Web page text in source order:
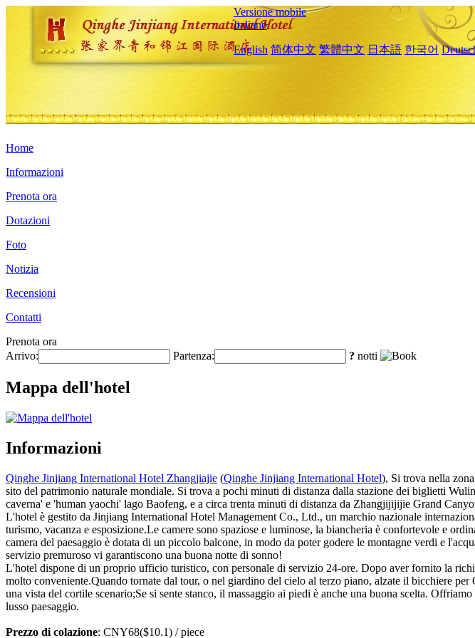
Versione mobile
Italiano
English 简体中文 繁體中文 日本語 한국어
Home
Informazioni
Prenota ora
Dotazioni
Foto
Notizia
Recensioni
Contatti
Prenota ora
Arrivo:
Partenza: ? notti
Mappa dell'hotel
Informazioni
Qinghe Jinjiang International Hotel Zhangjiajie (Qinghe Jinjiang International Hotel), Si trova nella
sito del patrimonio naturale mondiale. Si trova a pochi minuti di distanza dalla stazione dei biglietti
caverna' e 'human yaochi' lago Baofeng, e a circa trenta minuti di distanza da Zhangjijijijie Grand
L'hotel è gestito da Jinjiang International Hotel Management Co., Ltd., un marchio nazionale
turismo, vacanza e esposizione.Le camere sono spaziose e luminose, la biancheria è confortevole e
camera del paesaggio è dotata di un piccolo balcone, in modo da poter godere le montagne verdi e
servizio premuroso vi garantiscono una buona notte di sonno!
L'hotel dispone di un proprio ufficio turistico, con personale di servizio 24-ore. Dopo aver fornito la
molto conveniente.Quando tornate dal tour, o nel giardino del cielo al terzo piano, alzate il bicchiere
una vista del cortile scenario;Se si sente stanco, il massaggio ai piedi è anche una buona scelta.
lusso paesaggio.
Prezzo di colazione: CNY68($10.1) / piece